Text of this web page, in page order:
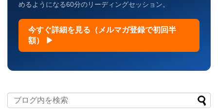
めるようになる60分のリーディングセッション。
今すぐ詳細を見る（メルマガ登録で初回半
額） ▶